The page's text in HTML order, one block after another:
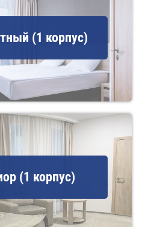
(1 корпус)
(1 корпус)